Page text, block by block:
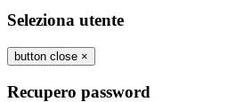
Seleziona utente
button close ×
Recupero password